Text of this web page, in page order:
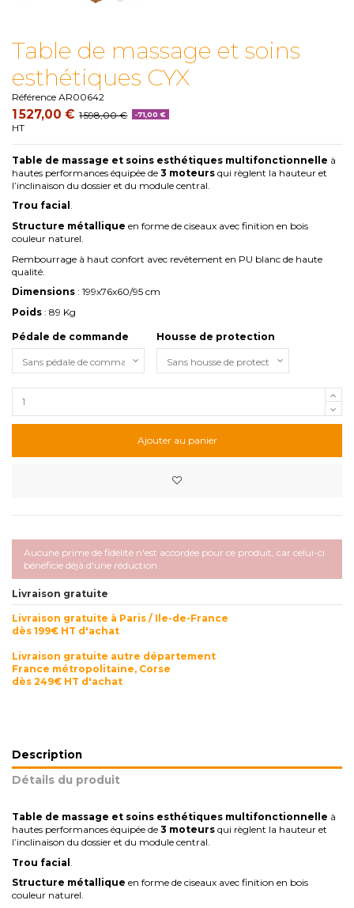
Table de massage et soins
esthétiques CYX
Référence AR00642
1 527,00 € 1 598,00 € -71,00 €
HT
Table de massage et soins esthétiques multifonctionnelle à
hautes performances équipée de 3 moteurs qui règlent la hauteur et
l’inclinaison du dossier et du module central.
Trou facial .
Structure métallique en forme de ciseaux avec finition en bois
couleur naturel.
Rembourrage à haut confort avec revêtement en PU blanc de haute
qualité.
Dimensions : 199x76x60/95 cm
Poids : 89 Kg
Pédale de commande Housse de protection
Ajouter au panier
Aucune prime de fidélité n'est accordée pour ce produit, car celui-ci
bénéficie déjà d'une réduction
Livraison gratuite
Livraison gratuite à Paris / Ile-de-France
dès 199€ HT d'achat
Livraison gratuite autre département
France métropolitaine, Corse
dès 249€ HT d'achat
Description
Détails du produit
Table de massage et soins esthétiques multifonctionnelle à
hautes performances équipée de 3 moteurs qui règlent la hauteur et
l’inclinaison du dossier et du module central.
Trou facial
Structure métallique en forme de ciseaux avec finition en bois
couleur naturel.